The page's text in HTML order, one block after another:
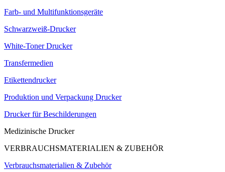
Farb- und Multifunktionsgeräte
Schwarzweiß-Drucker
White-Toner Drucker
Transfermedien
Etikettendrucker
Produktion und Verpackung Drucker
Drucker für Beschilderungen
Medizinische Drucker
VERBRAUCHSMATERIALIEN & ZUBEHÖR
Verbrauchsmaterialien & Zubehör